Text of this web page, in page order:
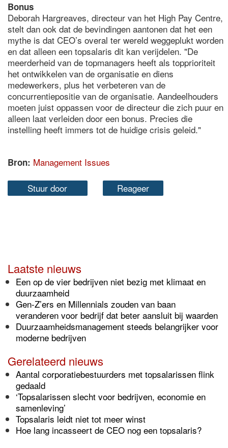
Bonus
Deborah Hargreaves, directeur van het High Pay Centre,
stelt dan ook dat de bevindingen aantonen dat het een
mythe is dat CEO’s overal ter wereld weggeplukt worden
en dat alleen een topsalaris dit kan verijdelen. "De
meerderheid van de topmanagers heeft als topprioriteit
het ontwikkelen van de organisatie en diens
medewerkers, plus het verbeteren van de
concurrentiepositie van de organisatie. Aandeelhouders
moeten juist oppassen voor de directeur die zich puur en
alleen laat verleiden door een bonus. Precies die
instelling heeft immers tot de huidige crisis geleid."
Bron: Management Issues
Stuur door Reageer
Laatste nieuws
Een op de vier bedrijven niet bezig met klimaat en
duurzaamheid
Gen-Z’ers en Millennials zouden van baan
veranderen voor bedrijf dat beter aansluit bij waarden
Duurzaamheidsmanagement steeds belangrijker voor
moderne bedrijven
Gerelateerd nieuws
Aantal corporatiebestuurders met topsalarissen flink
gedaald
‘Topsalarissen slecht voor bedrijven, economie en
samenleving’
Topsalaris leidt niet tot meer winst
Hoe lang incasseert de CEO nog een topsalaris?